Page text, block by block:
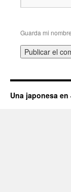
Guarda mi
Una japonesa en